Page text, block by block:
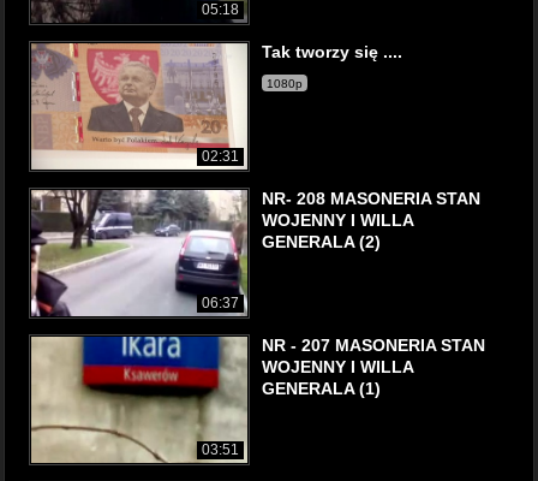
05:18
02:31
Tak tworzy się ....
1080p
06:37
NR- 208 MASONERIA STAN
WOJENNY I WILLA
GENERALA (2)
03:51
NR - 207 MASONERIA STAN
WOJENNY I WILLA
GENERALA (1)